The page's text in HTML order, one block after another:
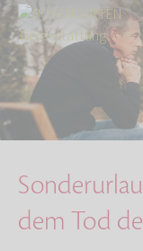
Start
Sonderurlaub – Zeit für
dem Tod